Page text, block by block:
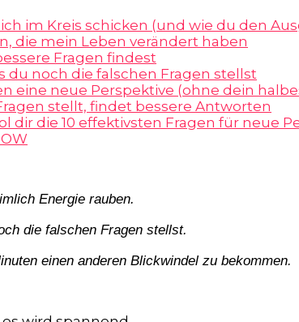
im Kreis schicken (und wie du den
die mein Leben verändert haben
Fragen findest
du noch die falschen Fragen stellst
eine neue Perspektive (ohne dein
stellt, findet bessere Antworten
dir die 10 effektivsten Fragen für neue
Energie rauben.
die falschen Fragen stellst.
einen anderen Blickwindel zu bekommen.